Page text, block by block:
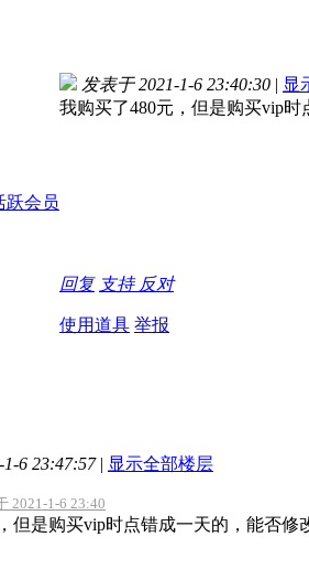
发表于 2021-1-6 23:40:30 | 显
我购买了480元，但是购买vip时
回复 支持 反对
使用道具 举报
6 23:47:57 | 显示全部楼层
2021-1-6 23:40
但是购买vip时点错成一天的，能否修